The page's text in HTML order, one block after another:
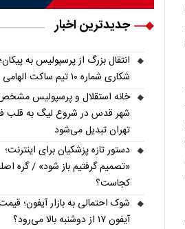
جدیدترین اخبار
انتقال بزرگ از پرسپولیس به
شکاری شماره ۱۰ تیم ساکت الهامی شد
خانه استقلال و پرسپولیس
شهر قدس در شروع لیگ به قلب
تهران تبدیل می‌شود
دستور تازه پزشکیان برای اینترنت؛
«تصمیم گرفتیم باز شود» / گره
کجاست؟
شوک احتمالی به بازار آیفون؛
آیفون ۱۷ از دوشنبه بالا می‌رود؟